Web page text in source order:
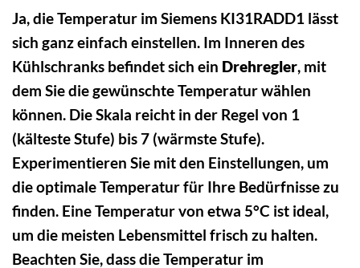
Ja, die Temperatur im Siemens KI31RADD1 lässt
sich ganz einfach einstellen. Im Inneren des
Kühlschranks befindet sich ein Drehregler, mit
dem Sie die gewünschte Temperatur wählen
können. Die Skala reicht in der Regel von 1
(kälteste Stufe) bis 7 (wärmste Stufe).
Experimentieren Sie mit den Einstellungen, um
die optimale Temperatur für Ihre Bedürfnisse zu
finden. Eine Temperatur von etwa 5°C ist ideal,
um die meisten Lebensmittel frisch zu halten.
Beachten Sie, dass die Temperatur im